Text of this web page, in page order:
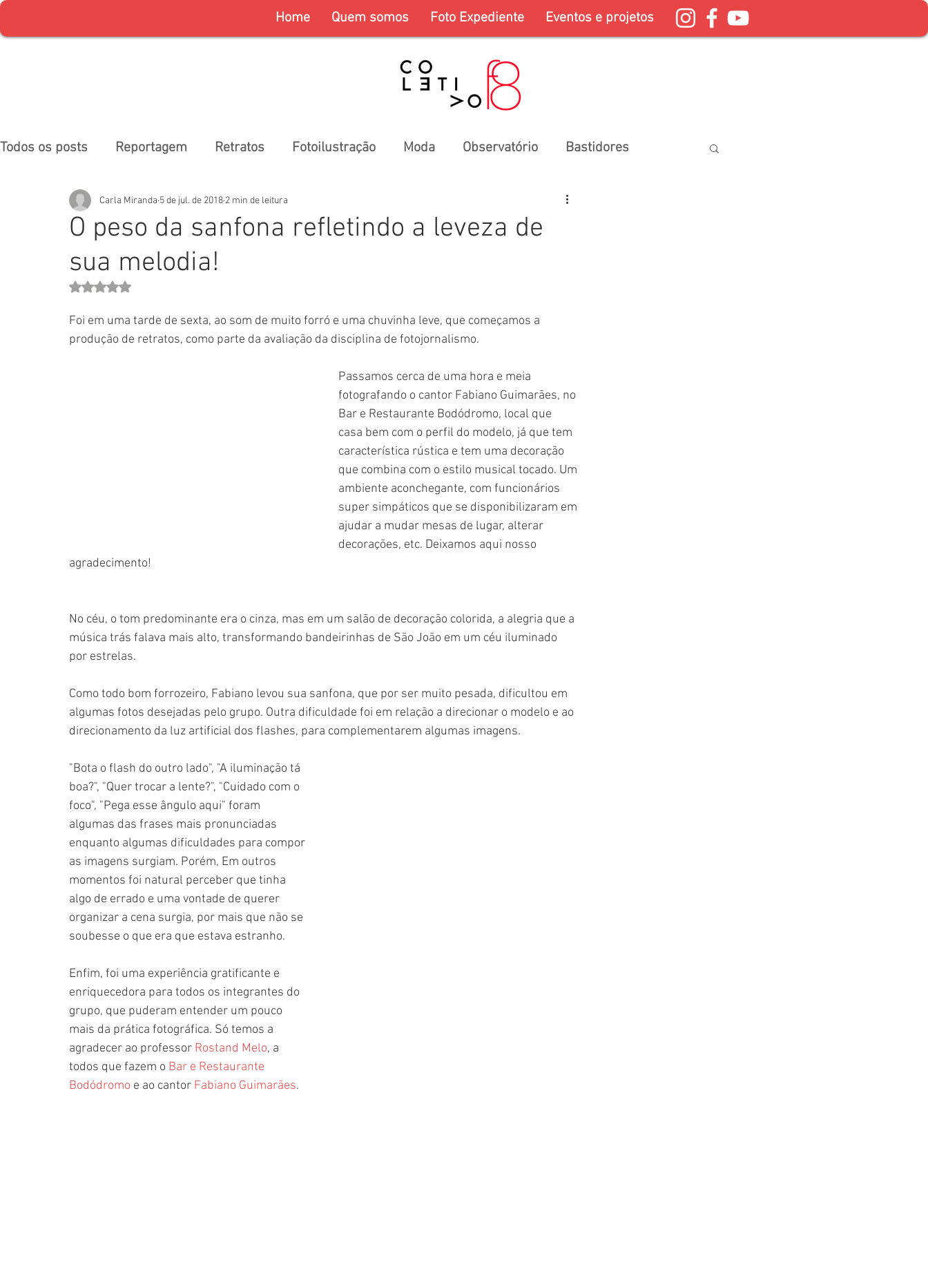
Home Quem somos Foto Expediente Eventos e projetos
Todos os posts Reportagem Retratos Fotoilustração Moda Observatório Bastidores
O peso da sanfona refletindo a leveza de
sua melodia!
Carla Miranda 5 de jul. de 2018 2 min de leitura
Avaliado com NaN de 5 estrelas.
Foi em uma tarde de sexta, ao som de muito forró e uma chuvinha leve, que começamos a
produção de retratos, como parte da avaliação da disciplina de fotojornalismo.
Passamos cerca de uma hora e meia
fotografando o cantor Fabiano Guimarães, no
Bar e Restaurante Bodódromo, local que
casa bem com o perfil do modelo, já que tem
característica rústica e tem uma decoração
que combina com o estilo musical tocado. Um
ambiente aconchegante, com funcionários
super simpáticos que se disponibilizaram em
ajudar a mudar mesas de lugar, alterar
decorações, etc. Deixamos aqui nosso
agradecimento!
No céu, o tom predominante era o cinza, mas em um salão de decoração colorida, a alegria que a
música trás falava mais alto, transformando bandeirinhas de São João em um céu iluminado
por estrelas.
Como todo bom forrozeiro, Fabiano levou sua sanfona, que por ser muito pesada, dificultou em
algumas fotos desejadas pelo grupo. Outra dificuldade foi em relação a direcionar o modelo e ao
direcionamento da luz artificial dos flashes, para complementarem algumas imagens.
"Bota o flash do outro lado", "A iluminação tá
boa?", "Quer trocar a lente?", "Cuidado com o
foco", "Pega esse ângulo aqui" foram
algumas das frases mais pronunciadas
enquanto algumas dificuldades para compor
as imagens surgiam. Porém, Em outros
momentos foi natural perceber que tinha
algo de errado e uma vontade de querer
organizar a cena surgia, por mais que não se
soubesse o que era que estava estranho.
Enfim, foi uma experiência gratificante e
enriquecedora para todos os integrantes do
grupo, que puderam entender um pouco
mais da prática fotográfica. Só temos a
agradecer ao professor Rostand Melo, a
todos que fazem o Bar e Restaurante
Bodódromo e ao cantor Fabiano Guimarães.